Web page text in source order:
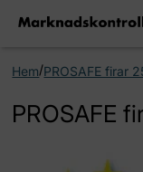
Hem/PROSAFE firar
PROSAFE